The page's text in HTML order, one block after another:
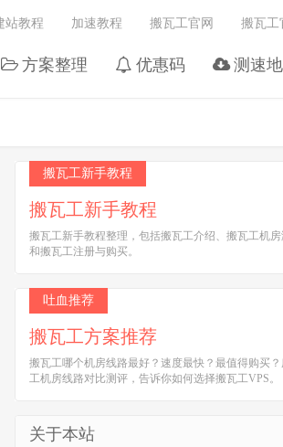
方案整理 优惠码 测速
站教程 加速教程 搬瓦工官网 搬瓦工
搬瓦工新手教程
搬瓦工新手教程
搬瓦工新手教程整理，包括搬瓦工介绍、搬瓦工机
和搬瓦工注册与购买。
吐血推荐
搬瓦工方案推荐
搬瓦工哪个机房线路最好？速度最快？最值得购买
工机房线路对比测评，告诉你如何选择搬瓦工VPS。
关于本站